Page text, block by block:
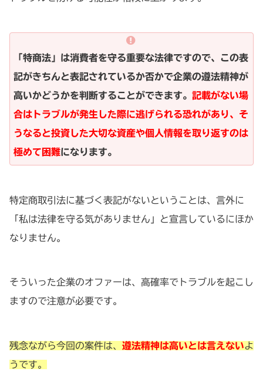
「特商法」は消費者を守る重要な法律ですので、この表
記がきちんと表記されているか否かで企業の遵法精神が
高いかどうかを判断することができます。 記載がない場
合はトラブルが発生した際に逃げられる恐れがあり、そ
うなると投資した大切な資産や個人情報を取り返すのは
極めて困難になります。
特定商取引法に基づく表記がないということは、言外に
「私は法律を守る気がありません」と宣言しているにほか
なりません。
そういった企業のオファーは、高確率でトラブルを起こし
ますので注意が必要です。
残念ながら今回の案件は、 遵法精神は高いとは言えないよ
うです。